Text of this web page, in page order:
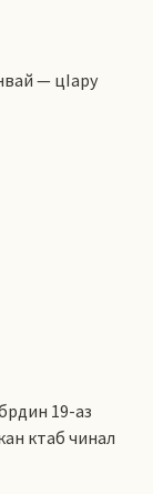
— цIару
19-аз
ктаб чинал